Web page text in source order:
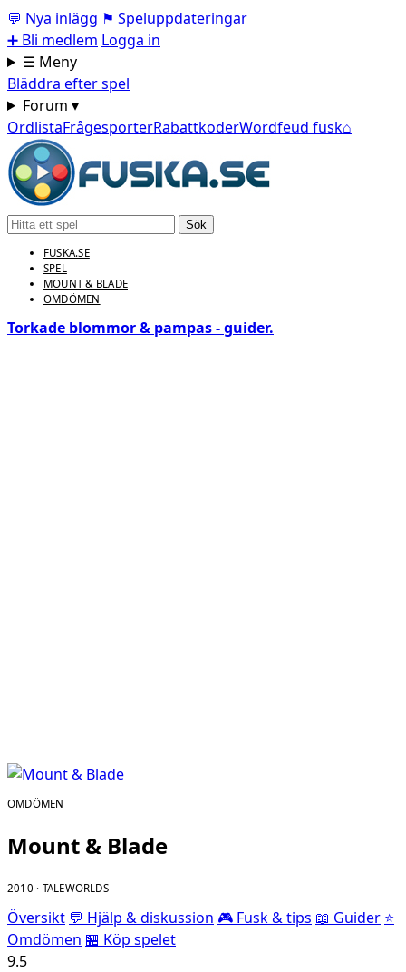
💬 Nya inlägg ⚑ Speluppdateringar
➕ Bli medlem Logga in
☰ Meny
Bläddra efter spel
Forum ▾
OrdlistaFrågesporterRabattkoderWordfeud fusk⌂
Sök
FUSKA.SE
SPEL
MOUNT & BLADE
OMDÖMEN
Torkade blommor & pampas - guider.
OMDÖMEN
Mount & Blade
2010 · TALEWORLDS
Översikt 💬 Hjälp & diskussion 🎮 Fusk & tips 📖 Guider ⭐
Omdömen 🏪 Köp spelet
9.5